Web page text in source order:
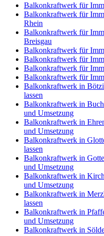
Balkonkraftwerk für
Balkonkraftwerk für
Rhein
Balkonkraftwerk für
Breisgau
Balkonkraftwerk für
Balkonkraftwerk für
Balkonkraftwerk für
Balkonkraftwerk für
Balkonkraftwerk in
lassen
Balkonkraftwerk in
und Umsetzung
Balkonkraftwerk in
und Umsetzung
Balkonkraftwerk in
lassen
Balkonkraftwerk in
und Umsetzung
Balkonkraftwerk in
und Umsetzung
Balkonkraftwerk in
lassen
Balkonkraftwerk in
und Umsetzung
Balkonkraftwerk in